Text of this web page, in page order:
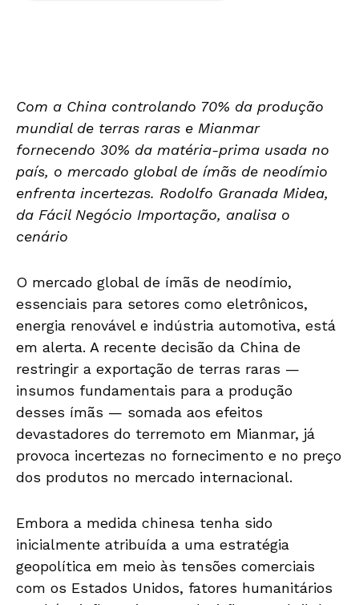
Com a China controlando 70% da produção
mundial de terras raras e Mianmar
fornecendo 30% da matéria-prima usada no
país, o mercado global de ímãs de neodímio
enfrenta incertezas. Rodolfo Granada Midea,
da Fácil Negócio Importação, analisa o
cenário
O mercado global de ímãs de neodímio,
essenciais para setores como eletrônicos,
energia renovável e indústria automotiva, está
em alerta. A recente decisão da China de
restringir a exportação de terras raras —
insumos fundamentais para a produção
desses ímãs — somada aos efeitos
devastadores do terremoto em Mianmar, já
provoca incertezas no fornecimento e no preço
dos produtos no mercado internacional.
Embora a medida chinesa tenha sido
inicialmente atribuída a uma estratégia
geopolítica em meio às tensões comerciais
com os Estados Unidos, fatores humanitários